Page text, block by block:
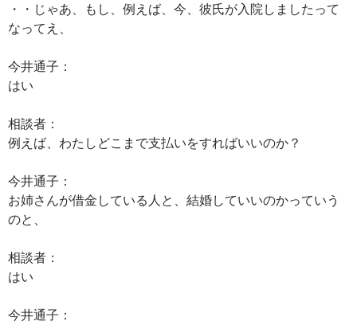
・・じゃあ、もし、例えば、今、彼氏が入院しましたって
なってえ、
今井通子：
はい
相談者：
例えば、わたしどこまで支払いをすればいいのか？
今井通子：
お姉さんが借金している人と、結婚していいのかっていう
のと、
相談者：
はい
今井通子：